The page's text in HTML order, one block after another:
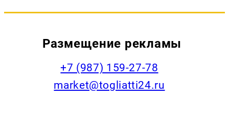
Размещение рекламы
+7 (987) 159-27-78
market@togliatti24.ru